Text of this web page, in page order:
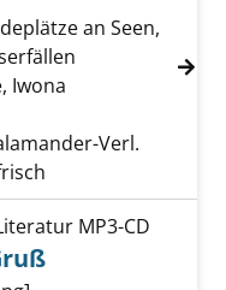
Tessin anzeigen
an Seen,
Iwona
Verl.
Der falsche Gruß
MP3-CD